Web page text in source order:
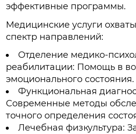
эффективные программы.
Медицинские услуги
спектр направлений:
Отделение медико-
реабилитации: Помощь в
эмоционального состояния.
Функциональная
Современные методы
точного определения
Лечебная физкультура: